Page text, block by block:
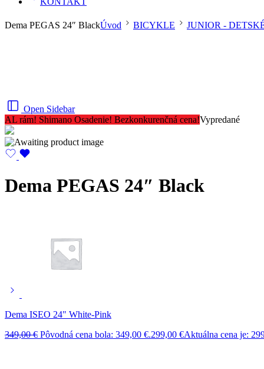
Dema PEGAS 24″ BlackÚvod BICYKLE JUNIOR -
Open Sidebar
AL rám! Shimano Osadenie! Bezkonkurenčná cena!Vypredané
Dema PEGAS 24″ Black
Dema ISEO 24" White-Pink
349,00€ Pôvodná cena bola: 349,00 €.299,00 €Aktuálna cena je: